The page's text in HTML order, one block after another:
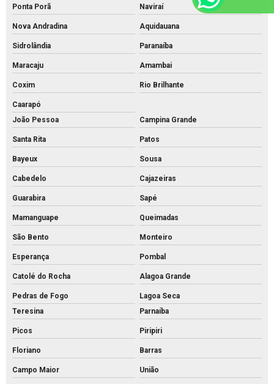
Ponta Porã Naviraí
Nova Andradina Aquidauana
Sidrolândia Paranaíba
Maracaju Amambai
Coxim Rio Brilhante
Caarapó
João Pessoa
Campina Grande
Santa Rita Patos
Bayeux Sousa
Cabedelo Cajazeiras
Guarabira Sapé
Mamanguape Queimadas
São Bento Monteiro
Esperança Pombal
Catolé do Rocha Alagoa Grande
Pedras de Fogo
Lagoa Seca
Teresina
Parnaíba
Picos Piripiri
Floriano Barras
Campo Maior União